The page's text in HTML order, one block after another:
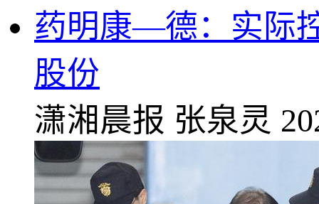
药明康—德：实际
股份
潇湘晨报 张泉灵